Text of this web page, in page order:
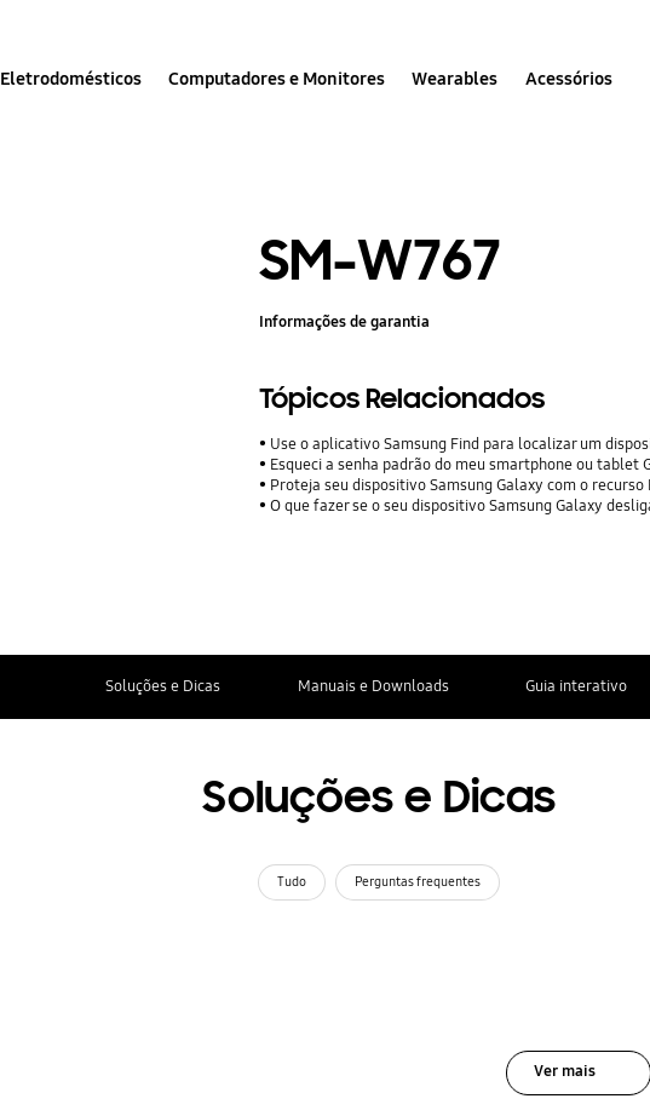
Eletrodomésticos Computadores e Monitores Wearables Acessórios
SM-W767
Informações de garantia
Tópicos Relacionados
Use o aplicativo Samsung Find para localizar um
Esqueci a senha padrão do meu smartphone ou tablet
Proteja seu dispositivo Samsung Galaxy com o
O que fazer se o seu dispositivo Samsung Galaxy
Soluções e Dicas Manuais e Downloads Guia interativo
Soluções e Dicas
Tudo Perguntas frequentes
Ver mais